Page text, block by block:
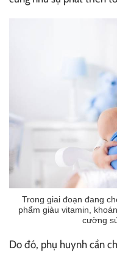
Trong giai đoạn đang
phẩm giàu vitamin,
cường
Do đó, phụ huynh cần